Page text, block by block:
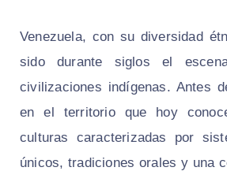
Venezuela, con su diversidad
sido durante siglos el
civilizaciones indígenas. Antes
en el territorio que hoy
culturas caracterizadas por
únicos, tradiciones orales y una